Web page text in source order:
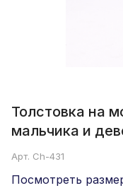
Толстовка на
мальчика и
Арт. Ch-431
Посмотреть